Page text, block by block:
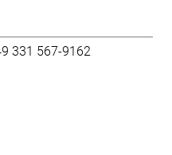
331 567-9162